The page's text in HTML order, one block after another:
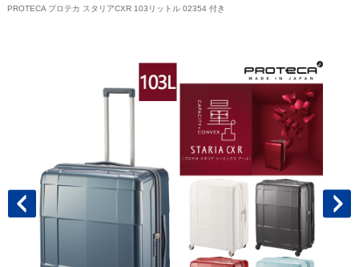
PROTECA プロテカ スタリアCXR 103リットル 02354 付き